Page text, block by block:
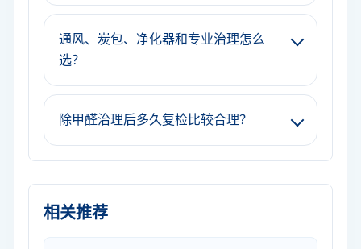
通风、炭包、净化器和专业治理怎么
选？
除甲醛治理后多久复检比较合理？
相关推荐